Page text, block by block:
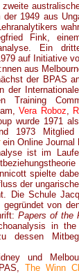
1949 aus
Fink,
Ein
auf Initiative
aus
der BPAS
der
Training
Vera Roboz,
wurde 1971 als
1973
ein Online Journal
ist im
spielte
der
Die Schule
gegründet von
Papers of the
in
dessen
und
The Winn